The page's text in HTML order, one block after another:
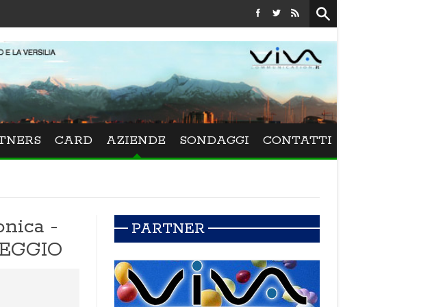
Festival La Versiliana - La direttrice lucchese Beatrice
CARD AZIENDE SONDAGGI CONTATTI
-
PARTNER